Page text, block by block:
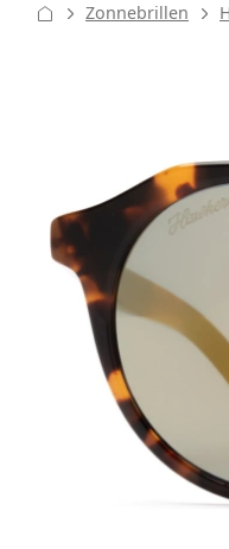
Zonnebrillen
44 mm
Glashoogte